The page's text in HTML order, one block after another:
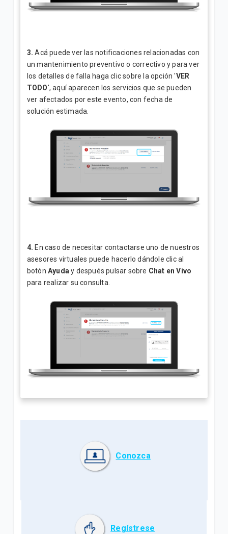
3.Acá puede ver las notificaciones relacionadas con
un mantenimiento preventivo o correctivo y para ver
los detalles de falla haga clic sobre la opción 'VER
TODO', aquí aparecen los servicios que se pueden
ver afectados por este evento, con fecha de
solución estimada.
4. En caso de necesitar contactarse uno de nuestros
asesores virtuales puede hacerlo dándole clic al
botón Ayuda y después pulsar sobre Chat en Vivo
para realizar su consulta.
Conozca
Regístrese